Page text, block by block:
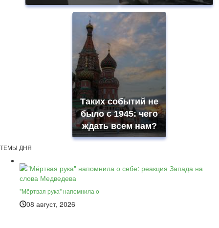
Таких событий не
было с 1945: чего
ждать всем нам?
ТЕМЫ ДНЯ
"Мёртвая рука" напомнила о
08 август, 2026